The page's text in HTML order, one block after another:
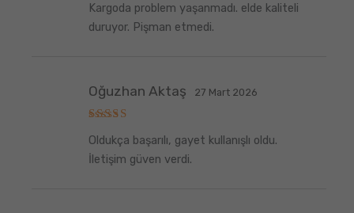
üzerinden
5
oy aldı
Kargoda problem yaşanmadı. elde kaliteli
duruyor. Pişman etmedi.
üzerinden
5
oy aldı
Oğuzhan Aktaş 27 Mart 2026
Oldukça başarılı, gayet kullanışlı oldu.
İletişim güven verdi.